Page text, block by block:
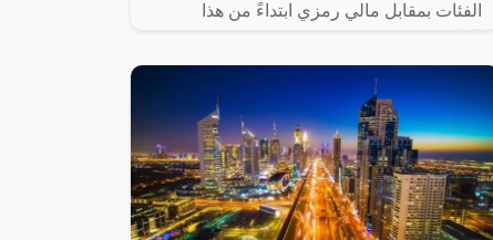
الفئات بمقابل مالي رمزي ابتداءً من هذا